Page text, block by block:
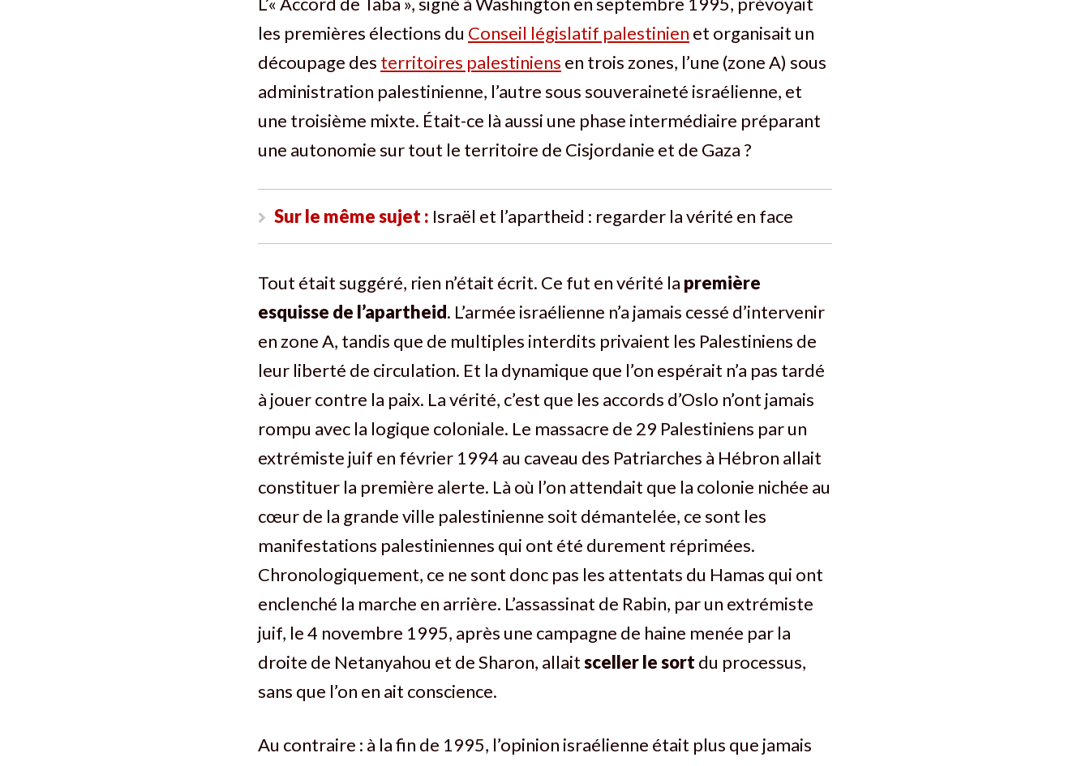
les premières élections du Conseil législatif palestinien et organisait un
découpage des territoires palestiniens en trois zones, l’une (zone A) sous
administration palestinienne, l’autre sous souveraineté israélienne, et
une troisième mixte. Était-ce là aussi une phase intermédiaire préparant
une autonomie sur tout le territoire de Cisjordanie et de Gaza ?
Sur le même sujet : Israël et l’apartheid : regarder la vérité en face
Tout était suggéré, rien n’était écrit. Ce fut en vérité la première
esquisse de l’apartheid. L’armée israélienne n’a jamais cessé d’intervenir
en zone A, tandis que de multiples interdits privaient les Palestiniens de
leur liberté de circulation. Et la dynamique que l’on espérait n’a pas tardé
à jouer contre la paix. La vérité, c’est que les accords d’Oslo n’ont jamais
rompu avec la logique coloniale. Le massacre de 29 Palestiniens par un
extrémiste juif en février 1994 au caveau des Patriarches à Hébron allait
constituer la première alerte. Là où l’on attendait que la colonie nichée au
cœur de la grande ville palestinienne soit démantelée, ce sont les
manifestations palestiniennes qui ont été durement réprimées.
Chronologiquement, ce ne sont donc pas les attentats du Hamas qui ont
enclenché la marche en arrière. L’assassinat de Rabin, par un extrémiste
juif, le 4 novembre 1995, après une campagne de haine menée par la
droite de Netanyahou et de Sharon, allaitsceller le sortdu processus,
sans que l’on en ait conscience.
Au contraire : à la fin de 1995, l’opinion israélienne était plus que jamais